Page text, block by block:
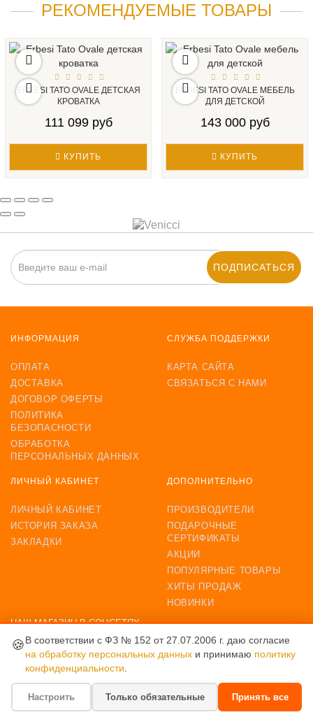
РЕКОМЕНДУЕМЫЕ ТОВАРЫ
ERBESI TATO OVALE ДЕТСКАЯ
КРОВАТКА
111 099 руб
КУПИТЬ
ERBESI TATO OVALE МЕБЕЛЬ
ДЛЯ ДЕТСКОЙ
143 000 руб
КУПИТЬ
🍪 В соответствии с ФЗ № 152 от 27.07.2006 г. даю согласие
на обработку персональных данных и принимаю политику
конфиденциальности.
Настроить Только обязательные Принять все
комод бельевой Erbesi Tato
ПОДПИСАТЬСЯ
ИНФОРМАЦИЯ
ОПЛАТА
ДОСТАВКА
ДОГОВОР ОФЕРТЫ
ПОЛИТИКА
БЕЗОПАСНОСТИ
ОБРАБОТКА
ПЕРСОНАЛЬНЫХ ДАННЫХ
СЛУЖБА ПОДДЕРЖКИ
КАРТА САЙТА
СВЯЗАТЬСЯ С НАМИ
ЛИЧНЫЙ КАБИНЕТ
ЛИЧНЫЙ КАБИНЕТ
ИСТОРИЯ ЗАКАЗА
ЗАКЛАДКИ
ДОПОЛНИТЕЛЬНО
ПРОИЗВОДИТЕЛИ
ПОДАРОЧНЫЕ
СЕРТИФИКАТЫ
АКЦИИ
ПОПУЛЯРНЫЕ ТОВАРЫ
ХИТЫ ПРОДАЖ
НОВИНКИ
НАШ МАГАЗИН В СОЦСЕТЯХ